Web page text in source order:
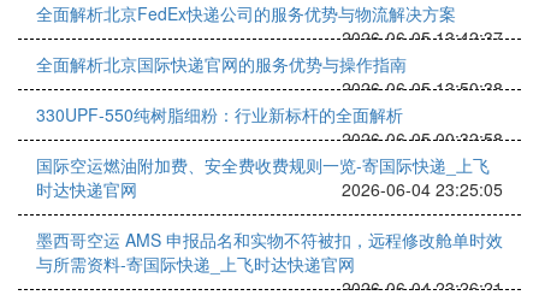
全面解析北京FedEx快递公司的服务优势与物流解决方案
2026-06-05 13:42:37
全面解析北京国际快递官网的服务优势与操作指南
2026-06-05 13:50:38
330UPF-550纯树脂细粉：行业新标杆的全面解析
2026-06-05 00:32:58
国际空运燃油附加费、安全费收费规则一览-寄国际快递_上飞
时达快递官网
2026-06-04 23:25:05
墨西哥空运 AMS 申报品名和实物不符被扣，远程修改舱单时效
与所需资料-寄国际快递_上飞时达快递官网
2026-06-04 23:26:21